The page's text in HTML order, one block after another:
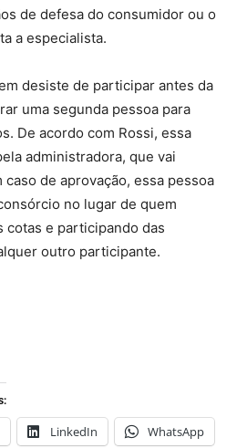
de defesa do consumidor ou o
a especialista.
desiste de participar antes da
uma segunda pessoa para
De acordo com Rossi, essa
administradora, que vai
de aprovação, essa pessoa
no lugar de quem
cotas e participando das
outro participante.
LinkedIn WhatsApp